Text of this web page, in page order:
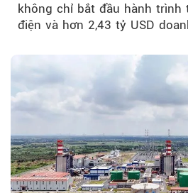
không chỉ bắt đầu hành trình
điện và hơn 2,43 tỷ USD